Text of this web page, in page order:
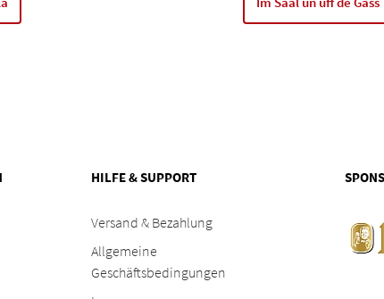
HILFE & SUPPORT
Versand & Bezahlung
Allgemeine
Geschäftsbedingungen